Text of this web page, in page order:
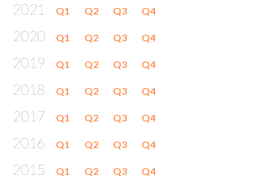
2021 Q1 Q2 Q3 Q4
2020 Q1 Q2 Q3 Q4
2019 Q1 Q2 Q3 Q4
2018 Q1 Q2 Q3 Q4
2017 Q1 Q2 Q3 Q4
2016 Q1 Q2 Q3 Q4
2015 Q1 Q2 Q3 Q4